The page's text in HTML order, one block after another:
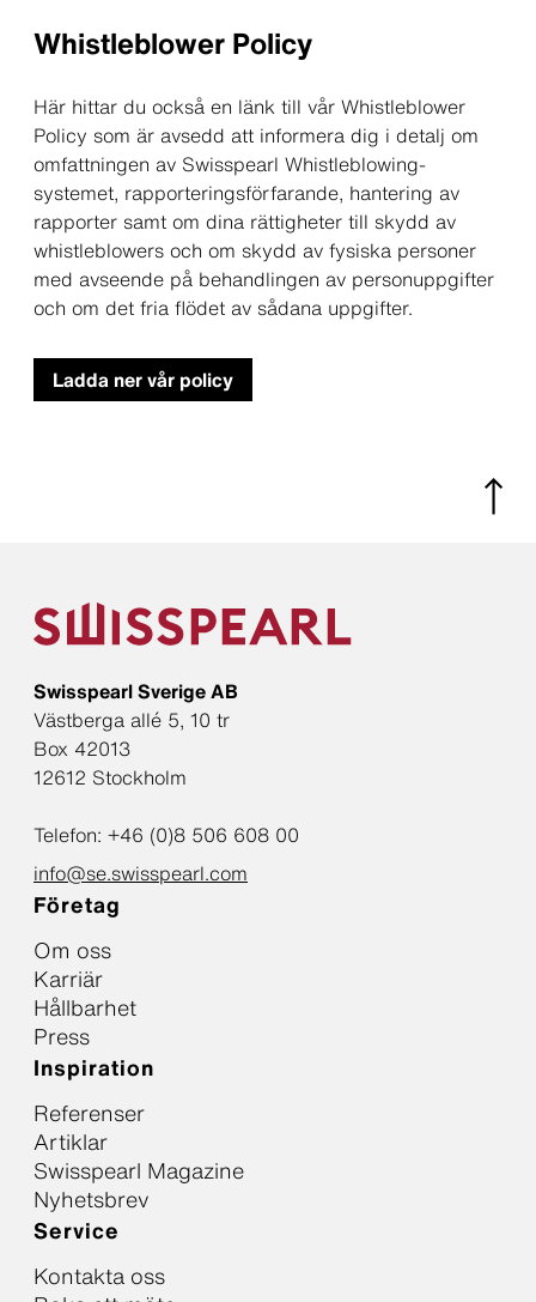
Whistleblower Policy
Här hittar du också en länk till vår Whistleblower
Policy som är avsedd att informera dig i detalj om
omfattningen av Swisspearl Whistleblowing-
systemet, rapporteringsförfarande, hantering av
rapporter samt om dina rättigheter till skydd av
whistleblowers och om skydd av fysiska personer
med avseende på behandlingen av personuppgifter
och om det fria flödet av sådana uppgifter.
Ladda ner vår policy
Swisspearl Sverige AB
Västberga allé 5, 10 tr
Box 42013
12612 Stockholm
Telefon: +46 (0)8 506 608 00
info@se.swisspearl.com
Företag
Om oss
Karriär
Hållbarhet
Press
Inspiration
Referenser
Artiklar
Swisspearl Magazine
Nyhetsbrev
Service
Kontakta oss